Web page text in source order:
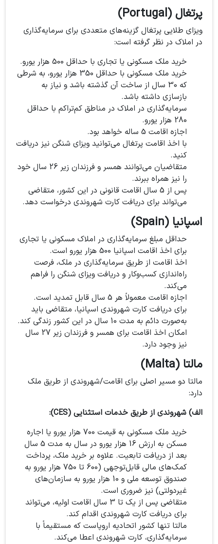
پرتغال (Portugal)
ویزای طلایی پرتغال گزینه‌های متعددی برای سرمایه‌گذاری
در املاک در نظر گرفته است:
خرید ملک مسکونی یا تجاری با حداقل 500 هزار یورو.
خرید ملک مسکونی با حداقل 350 هزار یورو، به شرطی
که 30 سال از ساخت آن گذشته باشد و نیاز به
بازسازی داشته باشد.
سرمایه‌گذاری در املاک در مناطق کم‌تراکم با حداقل
280 هزار یورو.
اجازه اقامت 5 ساله خواهد بود.
با اخذ اقامت پرتغال می‌توانید ویزای شنگن نیز دریافت
کنید.
متقاضیان می‌توانند همسر و فرزندان زیر 26 سال خود
را نیز همراه ببرند.
پس از 5 سال اقامت قانونی در این کشور، متقاضی
می‌تواند برای دریافت کارت شهروندی درخواست دهد.
اسپانیا (Spain)
حداقل مبلغ سرمایه‌گذاری در املاک مسکونی یا تجاری
برای اخذ اقامت اسپانیا 500 هزار یورو است.
اخذ اقامت از طریق سرمایه‌گذاری در ملک، فرصت
راه‌اندازی کسب‌وکار و دریافت ویزای شنگن را فراهم
می‌کند.
اجازه اقامت معمولاً هر 5 سال قابل تمدید است.
برای دریافت کارت شهروندی اسپانیا، متقاضی باید
به‌صورت دائم به مدت 10 سال در این کشور زندگی کند.
امکان اخذ اقامت برای همسر و فرزندان زیر 27 سال
نیز وجود دارد.
مالتا (Malta)
مالتا دو مسیر اصلی برای اقامت/شهروندی از طریق ملک
دارد:
الف) شهروندی از طریق خدمات استثنایی (CES):
خرید ملک مسکونی به قیمت 700 هزار یورو یا اجاره
مسکن به ارزش 16 هزار یورو در سال به مدت 5 سال
بعد از دریافت تابعیت. علاوه بر خرید ملک، پرداخت
کمک‌های مالی قابل‌توجهی (600 تا 750 هزار یورو به
صندوق توسعه ملی و 10 هزار یورو به سازمان‌های
غیردولتی) نیز ضروری است.
متقاضی پس از یک تا 3 سال اقامت اولیه، می‌تواند
برای دریافت کارت شهروندی اقدام کند.
مالتا تنها کشور اتحادیه اروپاست که مستقیماً با
سرمایه‌گذاری، کارت شهروندی اعطا می‌کند.